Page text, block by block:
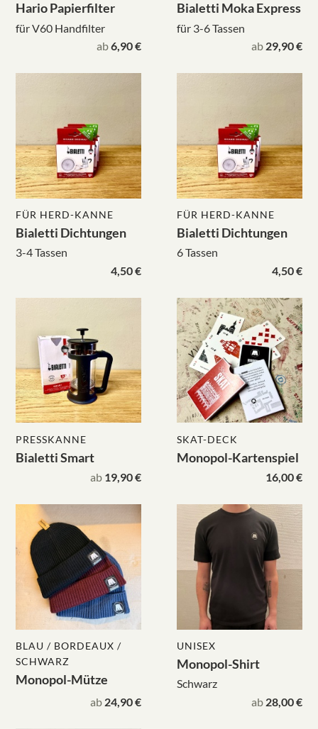
Hario Papierfilter
für V60 Handfilter
ab6,90 €
Bialetti Moka Express
für 3-6 Tassen
ab 29,90 €
FÜR HERD-KANNE
Bialetti Dichtungen
3-4 Tassen
4,50 €
FÜR HERD-KANNE
Bialetti Dichtungen
6 Tassen
4,50 €
PRESSKANNE
Bialetti Smart
ab 19,90 €
SKAT-DECK
Monopol-Kartenspiel
16,00 €
BLAU / BORDEAUX /
SCHWARZ
Monopol-Mütze
ab 24,90 €
UNISEX
Monopol-Shirt
Schwarz
ab 28,00 €